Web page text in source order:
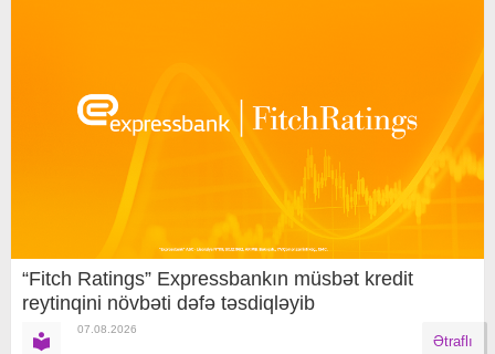
“Fitch Ratings” Expressbankın müsbət kredit
reytinqini növbəti dəfə təsdiqləyib
07.08.2026
Ətraflı